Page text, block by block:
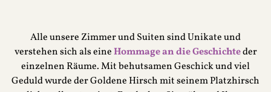
Alle unsere Zimmer und Suiten sind Unikate und
verstehen sich als eineHommage an die Geschichteder
einzelnen Räume. Mit behutsamen Geschick und viel
Geduld wurde der Goldene Hirsch mit seinem Platzhirsch